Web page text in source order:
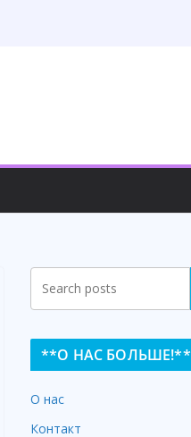
**О НАС БОЛЬШЕ!**
О нас
Контакт